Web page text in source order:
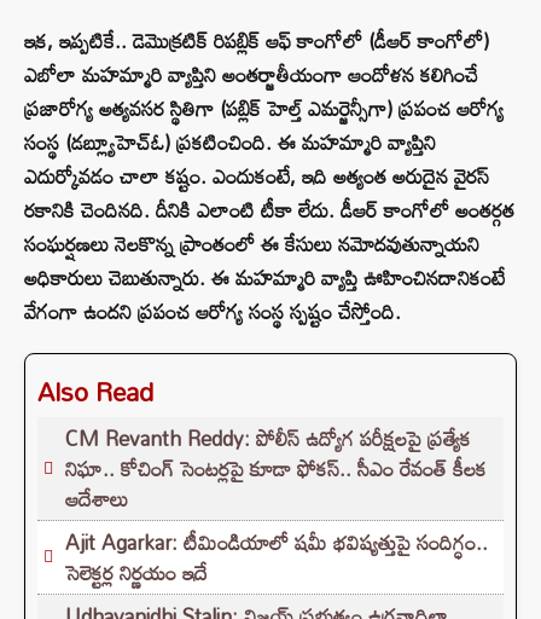
ఇక, ఇప్పటికే.. డెమొక్రటిక్ రిపబ్లిక్ ఆఫ్ కాంగోలో (డీఆర్ కాంగోలో)
ఎబోలా మహమ్మారి వ్యాప్తిని అంతర్జాతీయంగా ఆందోళన కలిగించే
ప్రజారోగ్య అత్యవసర స్థితిగా (పబ్లిక్ హెల్త్ ఎమర్జెన్సీగా) ప్రపంచ ఆరోగ్య
సంస్థ (డబ్ల్యూహెచ్ఓ) ప్రకటించింది. ఈ మహమ్మారి వ్యాప్తిని
ఎదుర్కోవడం చాలా కష్టం. ఎందుకంటే, ఇది అత్యంత అరుదైన వైరస్
రకానికి చెందినది. దీనికి ఎలాంటి టీకా లేదు. డీఆర్ కాంగోలో అంతర్గత
సంఘర్షణలు నెలకొన్న ప్రాంతంలో ఈ కేసులు నమోదవుతున్నాయని
అధికారులు చెబుతున్నారు. ఈ మహమ్మారి వ్యాప్తి ఊహించినదానికంటే
వేగంగా ఉందని ప్రపంచ ఆరోగ్య సంస్థ స్పష్టం చేస్తోంది.
Also Read
CM Revanth Reddy: పోలీస్ ఉద్యోగ పరీక్షలపై ప్రత్యేక
నిఘా.. కోచింగ్ సెంటర్లపై కూడా ఫోకస్.. సీఎం రేవంత్ కీలక
ఆదేశాలు
Ajit Agarkar: టీమిండియాలో షమీ భవిష్యత్తుపై సందిగ్ధం..
సెలెక్టర్ల నిర్ణయం ఇదే